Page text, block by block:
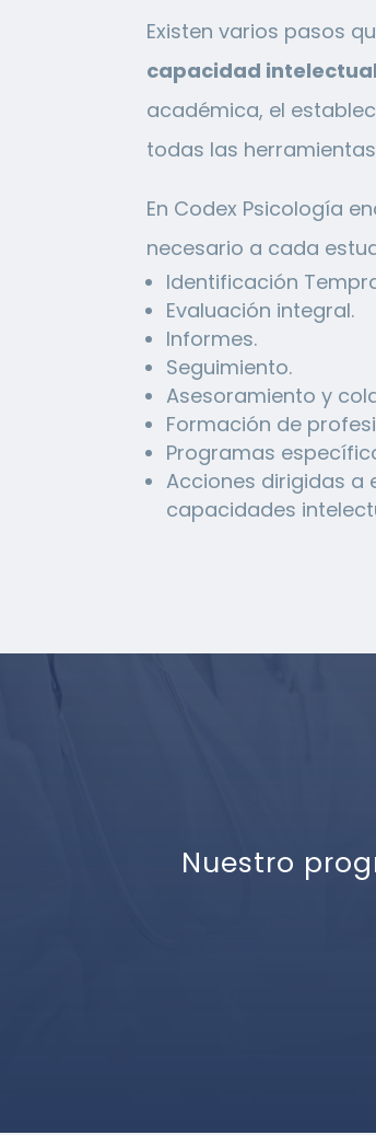
Existen varios pasos
capacidad
académica, el
todas las
En Codex Psicología
necesario a cada
Identificación
Evaluación integral.
Informes.
Seguimiento.
Asesoramiento y
Formación de
Programas
Acciones dirigidas a
capacidades
Nuestro